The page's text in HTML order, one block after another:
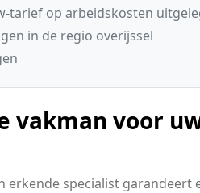
tarief op arbeidskosten
in de regio overijssel
vakman voor
erkende specialist